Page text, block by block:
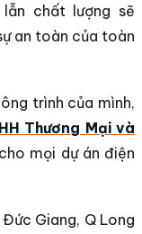
chất lượng sẽ
an toàn của toàn
trình của mình,
Thương Mại và
mọi dự án điện
Giang, Q Long